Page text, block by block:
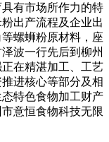
有市场所作力的特
出产流程及企业出
螺蛳粉原材料，座
波一行先后到柳州
在精湛加工、工艺
进核心等部分及相
特色食物加工财产
意恒食物科技无限